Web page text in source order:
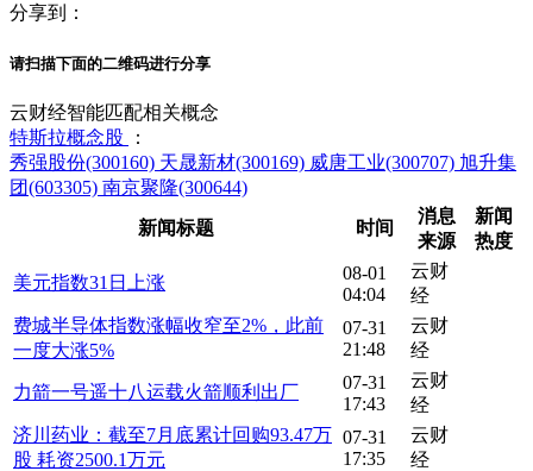
分享到：
请扫描下面的二维码进行分享
云财经智能匹配相关概念
特斯拉概念股
：
秀强股份(300160) 天晟新材(300169) 威唐工业(300707) 旭升集
团(603305) 南京聚隆(300644)
新闻标题
时间
消息
来源
新闻
热度
美元指数31日上涨
08-01
04:04
云财
经
费城半导体指数涨幅收窄至2%，此前
一度大涨5%
07-31
21:48
云财
经
力箭一号遥十八运载火箭顺利出厂
07-31
17:43
云财
经
济川药业：截至7月底累计回购93.47万
股 耗资2500.1万元
07-31
17:35
云财
经